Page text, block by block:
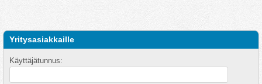
Yritysasiakkaille
Käyttäjätunnus: